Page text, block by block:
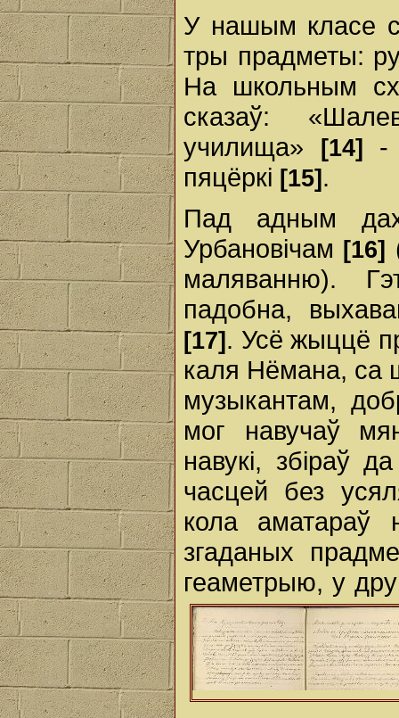
У нашым класе
тры прадметы:
На школьным
сказаў:
училища»
[14]
-
пяцёркі [15] .
Пад адным
Урбановічам [16]
маляванню).
падобна,
[17] . Усё жыццё
каля Нёмана, са
музыкантам,
мог навучаў
навукі, збіраў
часцей без
кола аматараў
згаданых
геаметрыю, у